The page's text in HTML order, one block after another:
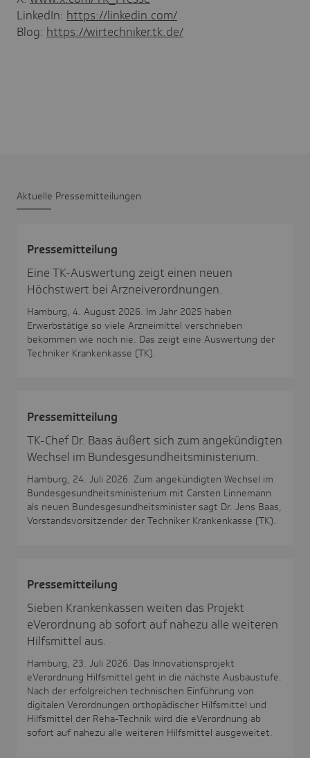
LinkedIn: https://linkedin.com/
Blog: https://wirtechniker.tk.de/
Aktu­elle Pres­se­mit­tei­lungen
Pres­se­mit­tei­lung
Eine TK-Auswertung zeigt einen neuen
Höchstwert bei Arzneiverordnungen.
Hamburg, 4. August 2026. Im Jahr 2025 haben
Erwerbstätige so viele Arzneimittel verschrieben
bekommen wie noch nie. Das zeigt eine Auswertung der
Techniker Krankenkasse (TK).
Pres­se­mit­tei­lung
TK-Chef Dr. Baas äußert sich zum angekündigten
Wechsel im Bundesgesundheitsministerium.
Hamburg, 24. Juli 2026. Zum angekündigten Wechsel im
Bundesgesundheitsministerium mit Carsten Linnemann
als neuen Bundesgesundheitsminister sagt Dr. Jens Baas,
Vorstandsvorsitzender der Techniker Krankenkasse (TK).
Pres­se­mit­tei­lung
Sieben Krankenkassen weiten das Projekt
eVerordnung ab sofort auf nahezu alle weiteren
Hilfsmittel aus.
Hamburg, 23. Juli 2026. Das Innovationsprojekt
eVerordnung Hilfsmittel geht in die nächste Ausbaustufe.
Nach der erfolgreichen technischen Einführung von
digitalen Verordnungen orthopädischer Hilfsmittel und
Hilfsmittel der Reha-Technik wird die eVerordnung ab
sofort auf nahezu alle weiteren Hilfsmittel ausgeweitet.